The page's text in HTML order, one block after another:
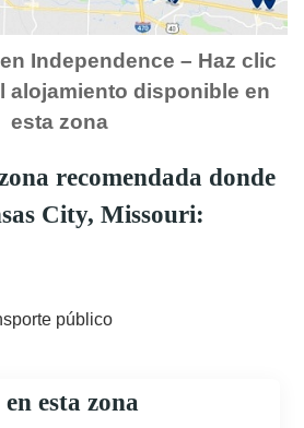
Independence – Haz clic
alojamiento disponible en
esta zona
recomendada donde
City, Missouri:
público
esta zona